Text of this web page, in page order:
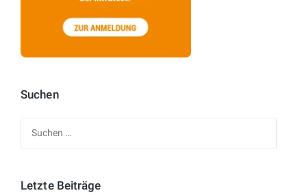
Suchen
Letzte Beiträge